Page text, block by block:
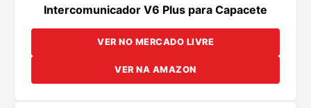
Intercomunicador V6 Plus para Capacete
VER NO MERCADO LIVRE
VER NA AMAZON